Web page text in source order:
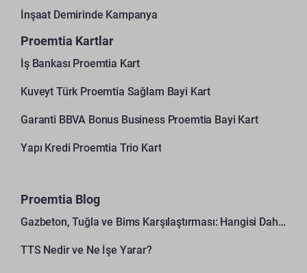
İnşaat Demirinde Kampanya
Proemtia Kartlar
İş Bankası Proemtia Kart
Kuveyt Türk Proemtia Sağlam Bayi Kart
Garanti BBVA Bonus Business Proemtia Bayi Kart
Yapı Kredi Proemtia Trio Kart
Proemtia Blog
Gazbeton, Tuğla ve Bims Karşılaştırması: Hangisi Daha Avantajlı?
TTS Nedir ve Ne İşe Yarar?